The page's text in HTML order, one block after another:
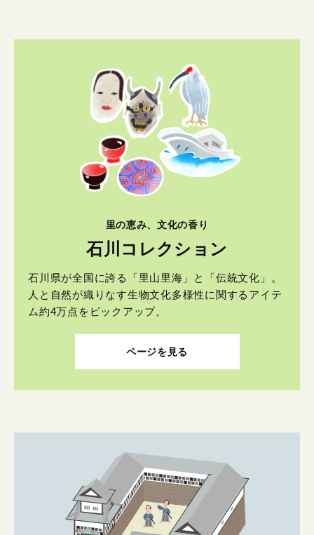
里の恵み、文化の香り
石川コレクション
石川県が全国に誇る「里山里海」と「伝統文化」。
人と自然が織りなす生物文化多様性に関するアイテ
ム約4万点をピックアップ。
ページを見る